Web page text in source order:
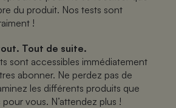
du produit. Nos tests sont
!
Tout de suite.
sont accessibles immédiatement
abonner. Ne perdez pas de
les différents produits que
vous. N’attendez plus !